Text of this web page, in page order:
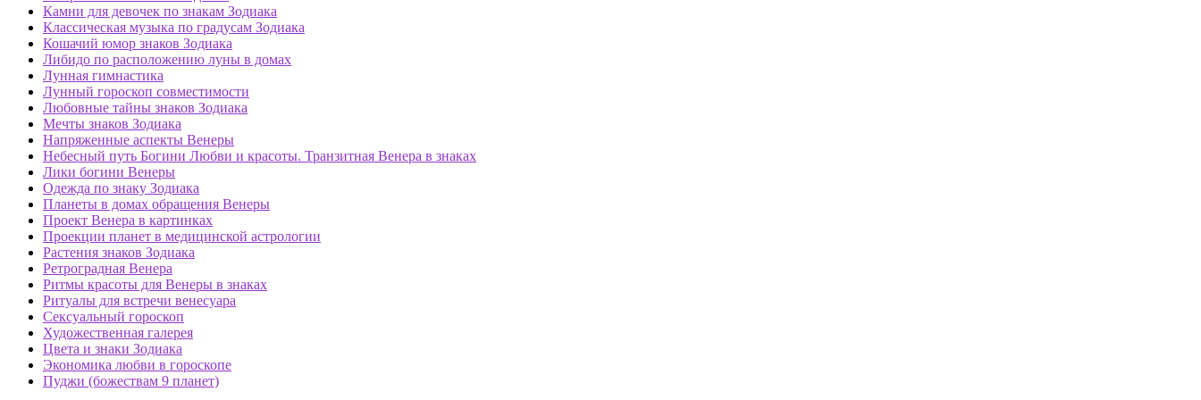
Камни для девочек по знакам Зодиака
Классическая музыка по градусам Зодиака
Кошачий юмор знаков Зодиака
Либидо по расположению луны в домах
Лунная гимнастика
Лунный гороскоп совместимости
Любовные тайны знаков Зодиака
Мечты знаков Зодиака
Напряженные аспекты Венеры
Небесный путь Богини Любви и красоты. Транзитная Венера в знаках
Лики богини Венеры
Одежда по знаку Зодиака
Планеты в домах обращения Венеры
Проект Венера в картинках
Проекции планет в медицинской астрологии
Растения знаков Зодиака
Ретроградная Венера
Ритмы красоты для Венеры в знаках
Ритуалы для встречи венесуара
Сексуальный гороскоп
Художественная галерея
Цвета и знаки Зодиака
Экономика любви в гороскопе
Пуджи (божествам 9 планет)